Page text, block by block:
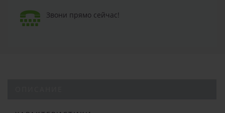
Звони прямо сейчас!